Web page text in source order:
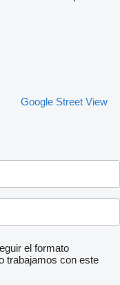
Google Street View
el formato
trabajamos con este